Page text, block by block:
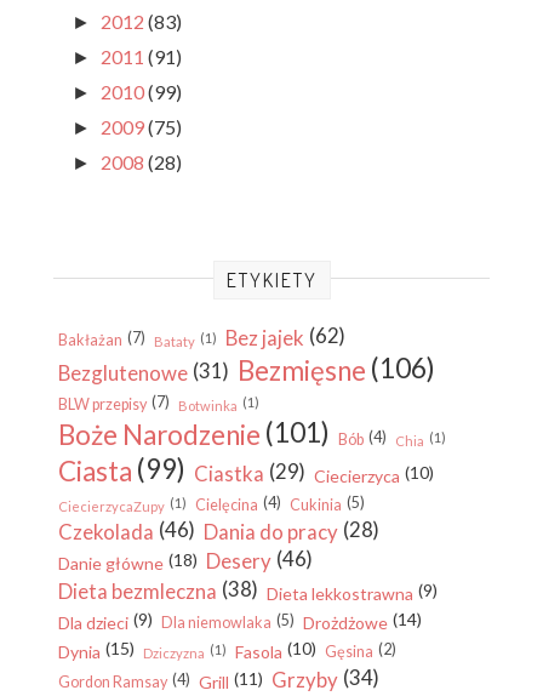
► 2012 (83)
► 2011 (91)
► 2010(99)
► 2009(75)
► 2008 (28)
ETYKIETY
Bakłażan (7) Bataty (1) Bez jajek (62)
Bezglutenowe (31) Bezmięsne (106)
BLW przepisy (7) Botwinka (1)
Boże Narodzenie (101) Bób (4) Chia (1)
Ciasta (99) Ciastka (29) Ciecierzyca (10)
CiecierzycaZupy (1) Cielęcina (4) Cukinia (5)
Czekolada (46) Dania do pracy (28)
Danie główne (18) Desery (46)
Dieta bezmleczna (38) Dieta lekkostrawna (9)
Dla dzieci (9) Dla niemowlaka (5) Drożdżowe (14)
Dynia (15) Dziczyzna (1) Fasola (10) Gęsina (2)
Gordon Ramsay (4) Grill (11) Grzyby (34)